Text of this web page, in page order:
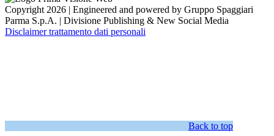
Copyright 2026 | Engineered and powered by Gruppo Spaggiari
Parma S.p.A. | Divisione Publishing & New Social Media
Disclaimer trattamento dati personali
Back to top